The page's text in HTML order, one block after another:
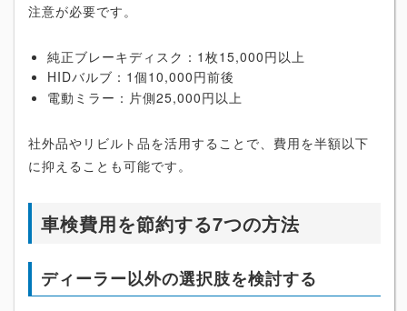
注意が必要です。
純正ブレーキディスク：1枚15,000円以上
HIDバルブ：1個10,000円前後
電動ミラー：片側25,000円以上
社外品やリビルト品を活用することで、費用を半額以下
に抑えることも可能です。
車検費用を節約する7つの方法
ディーラー以外の選択肢を検討する